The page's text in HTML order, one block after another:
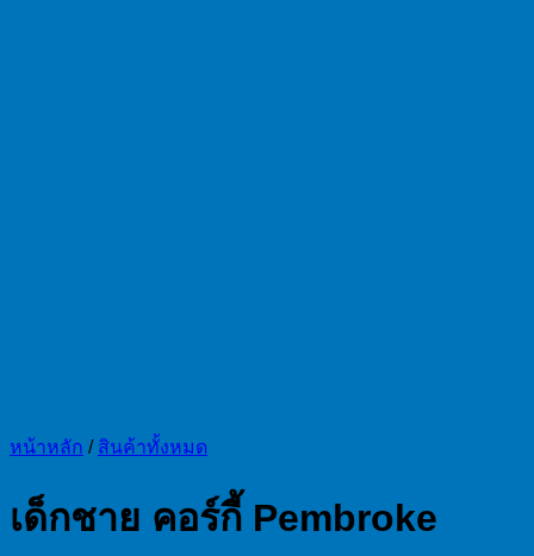
หน้าหลัก / สินค้าทั้งหมด
เด็กชาย คอร์กี้ Pembroke